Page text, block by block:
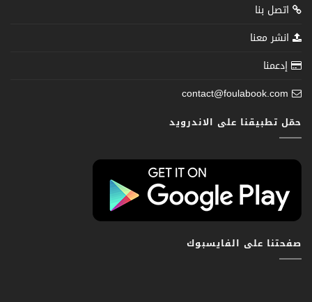
اتصل بنا
انشر معنا
إدعمنا
contact@foulabook.com
حمّل تطبيقنا على الاندرويد
صفحتنا على الفايسبوك